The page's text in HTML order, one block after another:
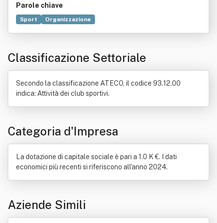
Parole chiave
Sport
Organizzazione
Classificazione Settoriale
Secondo la classificazione ATECO, il codice 93.12.00
indica: Attività dei club sportivi.
Categoria d'Impresa
La dotazione di capitale sociale è pari a 1.0 K €. I dati
economici più recenti si riferiscono all'anno 2024.
Aziende Simili